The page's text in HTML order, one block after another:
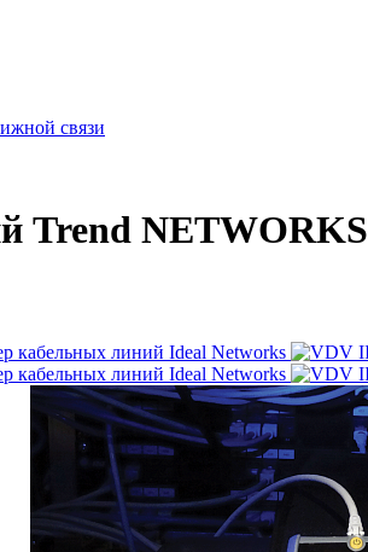
связи
Trend NETWORKS